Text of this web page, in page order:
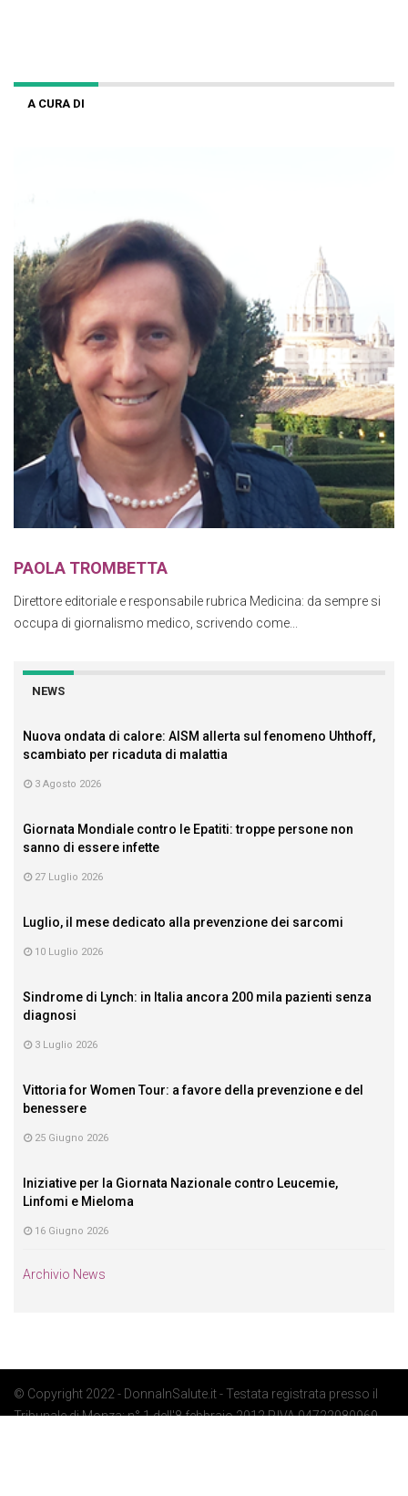
A CURA DI
PAOLA TROMBETTA
Direttore editoriale e responsabile rubrica Medicina: da sempre si
occupa di giornalismo medico, scrivendo come...
NEWS
Nuova ondata di calore: AISM allerta sul fenomeno Uhthoff,
scambiato per ricaduta di malattia
3 Agosto 2026
Giornata Mondiale contro le Epatiti: troppe persone non
sanno di essere infette
27 Luglio 2026
Luglio, il mese dedicato alla prevenzione dei sarcomi
10 Luglio 2026
Sindrome di Lynch: in Italia ancora 200 mila pazienti senza
diagnosi
3 Luglio 2026
Vittoria for Women Tour: a favore della prevenzione e del
benessere
25 Giugno 2026
Iniziative per la Giornata Nazionale contro Leucemie,
Linfomi e Mieloma
16 Giugno 2026
Archivio News
© Copyright 2022 - DonnaInSalute.it - Testata registrata presso il
Tribunale di Monza: n° 1 dell'8 febbraio 2012 P.IVA 04722080969 -